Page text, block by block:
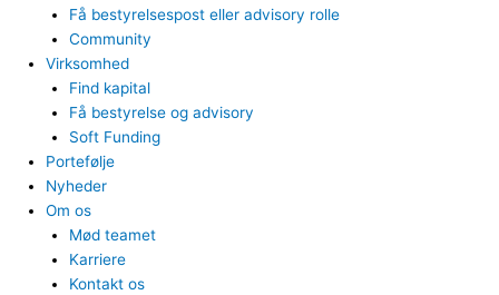
Få bestyrelsespost eller advisory rolle
Community
Virksomhed
Find kapital
Få bestyrelse og advisory
Soft Funding
Portefølje
Nyheder
Om os
Mød teamet
Karriere
Kontakt os